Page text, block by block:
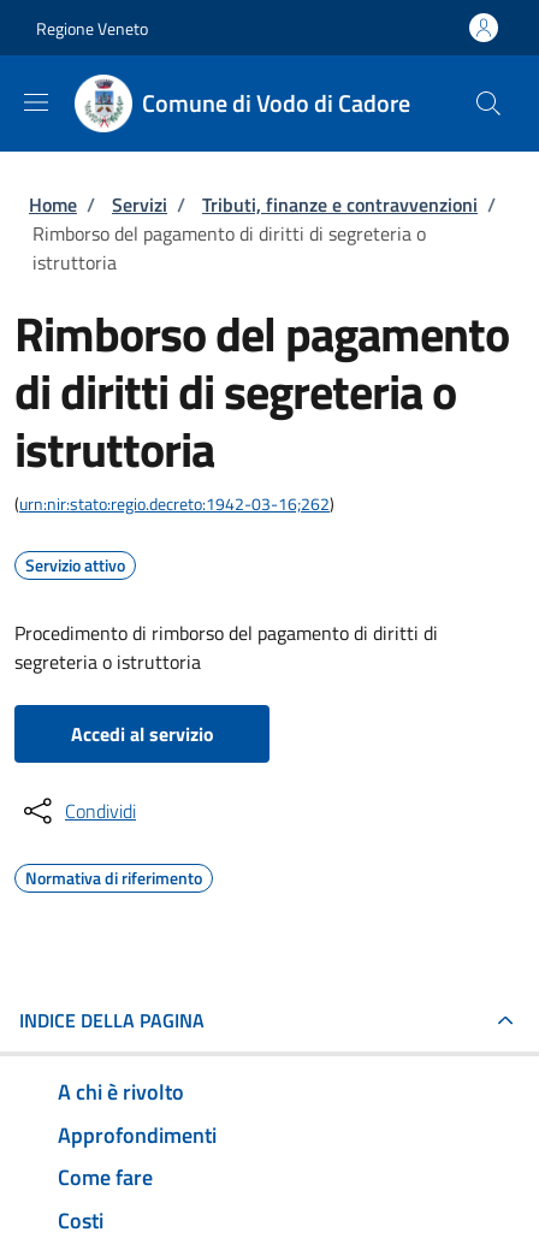
Regione Veneto
Comune di Vodo di Cadore
Briciole di pane
Home / Servizi / Tributi, finanze e contravvenzioni /
Rimborso del pagamento di diritti di segreteria o
istruttoria
Rimborso del pagamento
di diritti di segreteria o
istruttoria
(urn:nir:stato:regio.decreto:1942-03-16;262)
Servizio attivo
Procedimento di rimborso del pagamento di diritti di
segreteria o istruttoria
Accedi al servizio
Condividi
Normativa di riferimento
INDICE DELLA PAGINA
A chi è rivolto
Approfondimenti
Come fare
Costi